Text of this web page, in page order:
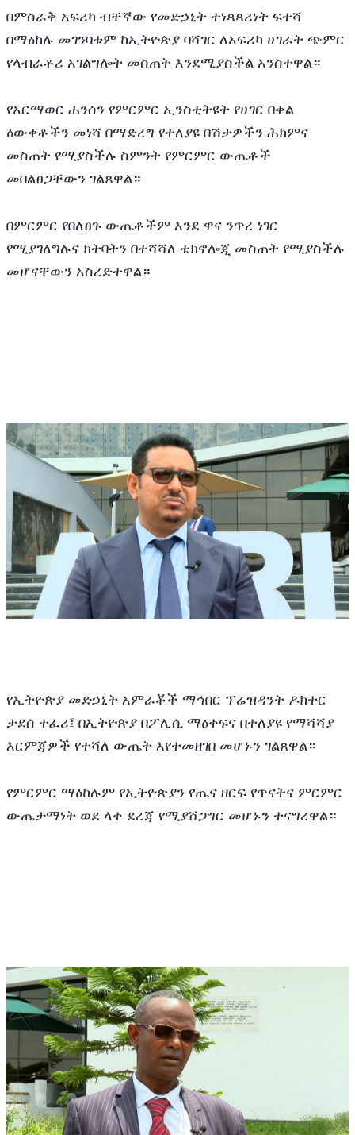
በምስራቅ አፍሪካ ብቸኛው የመድኃኒት ተነጻጻሪነት ፍተሻ
በማዕከሉ መገንባቱም ከኢትዮጵያ ባሻገር ለአፍሪካ ሀገራት ጭምር
የላብራቶሪ አገልግሎት መስጠት እንደሚያስችል አንስተዋል።
የአርማወር ሐንሰን የምርምር ኢንስቲትዩት የሀገር በቀል
ዕውቀቶችን መነሻ በማድረግ የተለያዩ በሽታዎችን ሕክምና
መስጠት የሚያስችሉ ስምንት የምርምር ውጤቶች
መበልፀጋቸውን ገልጸዋል።
በምርምር የበለፀጉ ውጤቶችም እንደ ዋና ንጥረ ነገር
የሚያገለግሉና ክትባትን በተሻሻለ ቴክኖሎጂ መስጠት የሚያስችሉ
መሆናቸውን አስረድተዋል።
የኢትዮጵያ መድኃኒት አምራቾች ማኅበር ፕሬዝዳንት ዶክተር
ታደሰ ተፈሪ፤ በኢትዮጵያ በፖሊሲ ማዕቀፍና በተለያዩ የማሻሻያ
እርምጃዎች የተሻለ ውጤት እየተመዘገበ መሆኑን ገልጸዋል።
የምርምር ማዕከሉም የኢትዮጵያን የጤና ዘርፍ የጥናትና ምርምር
ውጤታማነት ወደ ላቀ ደረጃ የሚያሸጋግር መሆኑን ተናግረዋል።